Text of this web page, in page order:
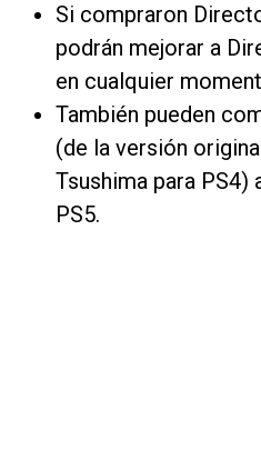
Si compraron
podrán mejorar a
en cualquier
También pueden
(de la versión
Tsushima para PS4)
PS5.